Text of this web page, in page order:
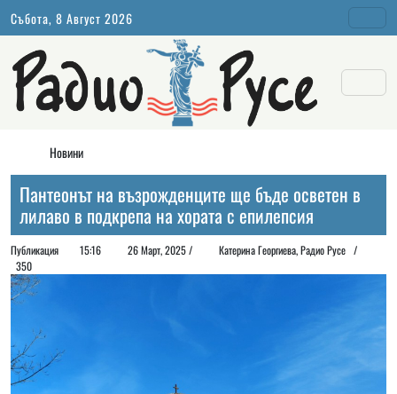
Събота, 8 Август 2026
Новини
Пантеонът на възрожденците ще бъде осветен в
лилаво в подкрепа на хората с епилепсия
Публикация 15:16 26 Март, 2025 /
Катерина Георгиева, Радио Русе /
350